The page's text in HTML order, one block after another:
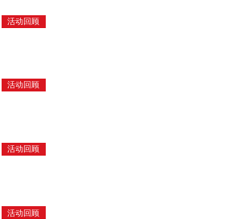
活动回顾
活动回顾
活动回顾
活动回顾